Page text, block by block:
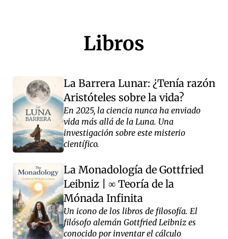
Libros
La Barrera Lunar: ¿Tenía razón
Aristóteles sobre la vida?
En 2025, la ciencia nunca ha enviado
vida más allá de la Luna. Una
investigación sobre este misterio
científico.
La Monadología de Gottfried
Leibniz
∞ Teoría de la
Mónada Infinita
Un icono de los libros de filosofía. El
filósofo alemán Gottfried Leibniz es
conocido por inventar el cálculo